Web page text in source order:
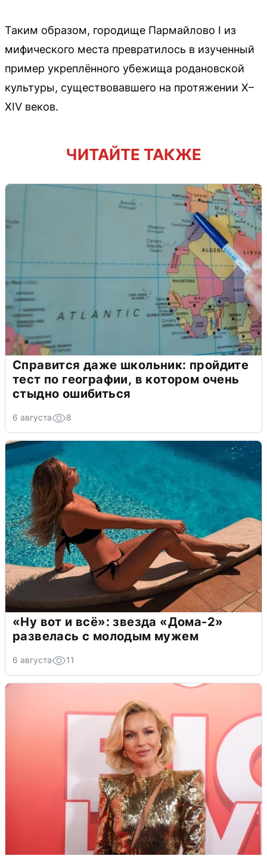
Таким образом, городище Пармайлово I из
мифического места превратилось в изученный
пример укреплённого убежища родановской
культуры, существовавшего на протяжении X–
XIV веков.
ЧИТАЙТЕ ТАКЖЕ
Справится даже школьник: пройдите
тест по географии, в котором очень
стыдно ошибиться
6 августа 8
«Ну вот и всё»: звезда «Дома-2»
развелась с молодым мужем
6 августа 11